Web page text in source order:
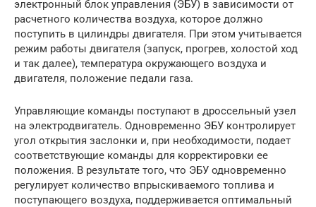
электронный блок управления (ЭБУ) в зависимости от
расчетного количества воздуха, которое должно
поступить в цилиндры двигателя. При этом учитывается
режим работы двигателя (запуск, прогрев, холостой ход
и так далее), температура окружающего воздуха и
двигателя, положение педали газа.
Управляющие команды поступают в дроссельный узел
на электродвигатель. Одновременно ЭБУ контролирует
угол открытия заслонки и, при необходимости, подает
соответствующие команды для корректировки ее
положения. В результате того, что ЭБУ одновременно
регулирует количество впрыскиваемого топлива и
поступающего воздуха, поддерживается оптимальный